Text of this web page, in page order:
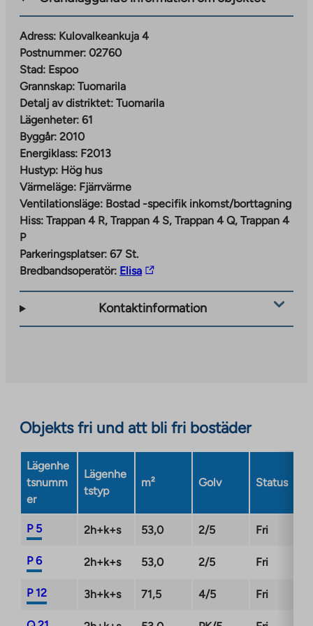
Adress: Kulovalkeankuja 4
Postnummer: 02760
Stad: Espoo
Grannskap: Tuomarila
Detalj av distriktet: Tuomarila
Lägenheter: 61
Byggår: 2010
Energiklass: F2013
Hustyp: Hög hus
Värmeläge: Fjärrvärme
Ventilationsläge: Bostad -specifik inkomst/borttagning
Hiss: Trappan 4 R, Trappan 4 S, Trappan 4 Q, Trappan 4
P
Parkeringsplatser: 67 St.
Bredbandsoperatör: ElisaThe
takes
opens
in
a
tab
Kontaktinformation
Objekts fri und att bli fri bostäder
Lägenhe
tsnumm
er
Lägenhe
tstyp
m² Golv Status
P 5 2h+k+s 53,0 2/5 Fri
P 6 2h+k+s 53,0 2/5 Fri
P 12 3h+k+s 71,5 4/5 Fri